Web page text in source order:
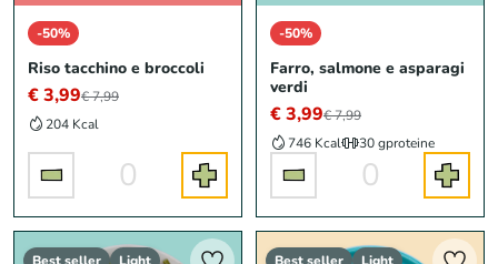
-50%
Riso tacchino e broccoli
€ 3,99€ 7,99
204 Kcal
0
-50%
Farro, salmone e asparagi
verdi
€ 3,99€ 7,99
746 Kcal
30 gproteine
0